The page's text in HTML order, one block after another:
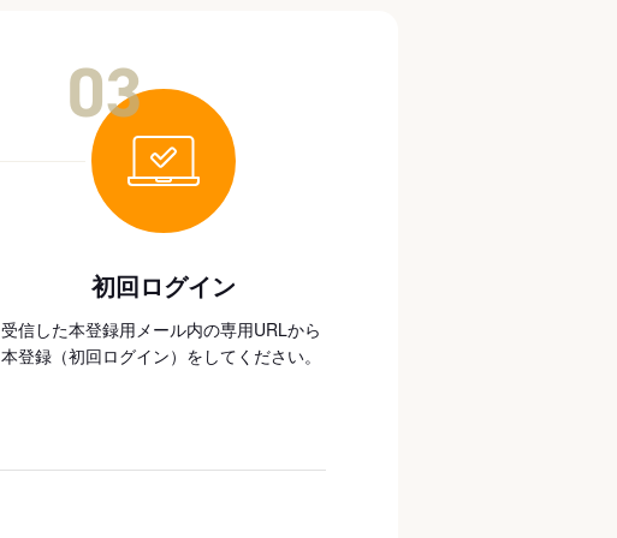
初回ログイン
受信した本登録用メール内の専用URLから
本登録（初回ログイン）をしてください。